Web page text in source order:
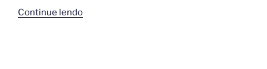
Continue lendo“Um